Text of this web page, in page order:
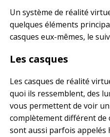
Un système de réalité
quelques éléments
casques eux-mêmes, le
Les casques
Les casques de réalité
quoi ils ressemblent, des
vous permettent de voir
complètement différent de
sont aussi parfois appelés